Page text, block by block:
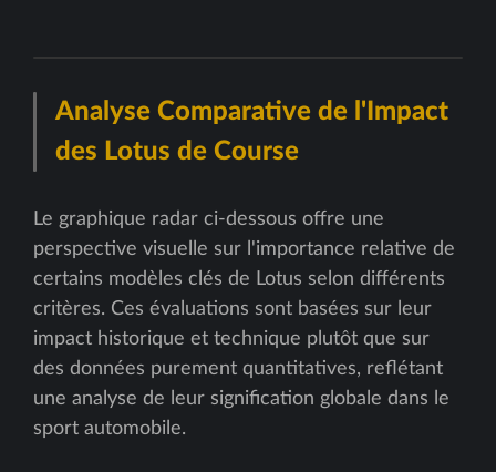
Analyse Comparative de l'Impact
des Lotus de Course
Le graphique radar ci-dessous offre une
perspective visuelle sur l'importance relative de
certains modèles clés de Lotus selon différents
critères. Ces évaluations sont basées sur leur
impact historique et technique plutôt que sur
des données purement quantitatives, reflétant
une analyse de leur signification globale dans le
sport automobile.